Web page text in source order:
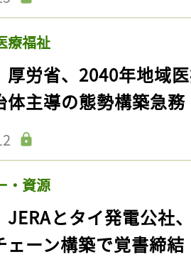
療福祉
厚労省、2040年地域
体主導の態勢構築急務
・資源
JERAとタイ発電公社
ェーン構築で覚書締結